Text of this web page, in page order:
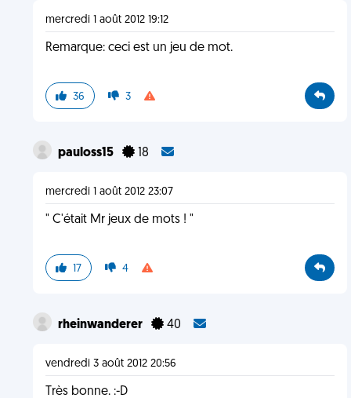
mercredi 1 août 2012 19:12
Remarque: ceci est un jeu de mot.
36 3
pauloss15 18
mercredi 1 août 2012 23:07
" C'était Mr jeux de mots ! "
17 4
rheinwanderer 40
vendredi 3 août 2012 20:56
Très bonne. :-D